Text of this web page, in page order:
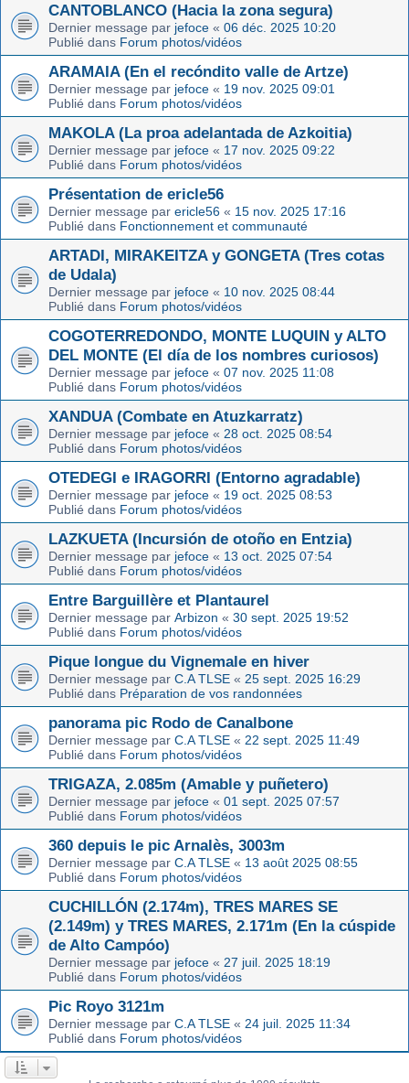
CANTOBLANCO (Hacia la zona segura)
Dernier message par jefoce « 06 déc. 2025 10:20
Publié dans Forum photos/vidéos
ARAMAIA (En el recóndito valle de Artze)
Dernier message par jefoce « 19 nov. 2025 09:01
Publié dans Forum photos/vidéos
MAKOLA (La proa adelantada de Azkoitia)
Dernier message par jefoce « 17 nov. 2025 09:22
Publié dans Forum photos/vidéos
Présentation de ericle56
Dernier message par ericle56 « 15 nov. 2025 17:16
Publié dans Fonctionnement et communauté
ARTADI, MIRAKEITZA y GONGETA (Tres cotas
de Udala)
Dernier message par jefoce « 10 nov. 2025 08:44
Publié dans Forum photos/vidéos
COGOTERREDONDO, MONTE LUQUIN y ALTO
DEL MONTE (El día de los nombres curiosos)
Dernier message par jefoce « 07 nov. 2025 11:08
Publié dans Forum photos/vidéos
XANDUA (Combate en Atuzkarratz)
Dernier message par jefoce « 28 oct. 2025 08:54
Publié dans Forum photos/vidéos
OTEDEGI e IRAGORRI (Entorno agradable)
Dernier message par jefoce « 19 oct. 2025 08:53
Publié dans Forum photos/vidéos
LAZKUETA (Incursión de otoño en Entzia)
Dernier message par jefoce « 13 oct. 2025 07:54
Publié dans Forum photos/vidéos
Entre Barguillère et Plantaurel
Dernier message par Arbizon « 30 sept. 2025 19:52
Publié dans Forum photos/vidéos
Pique longue du Vignemale en hiver
Dernier message par C.A TLSE « 25 sept. 2025 16:29
Publié dans Préparation de vos randonnées
panorama pic Rodo de Canalbone
Dernier message par C.A TLSE « 22 sept. 2025 11:49
Publié dans Forum photos/vidéos
TRIGAZA, 2.085m (Amable y puñetero)
Dernier message par jefoce « 01 sept. 2025 07:57
Publié dans Forum photos/vidéos
360 depuis le pic Arnalès, 3003m
Dernier message par C.A TLSE « 13 août 2025 08:55
Publié dans Forum photos/vidéos
CUCHILLÓN (2.174m), TRES MARES SE
(2.149m) y TRES MARES, 2.171m (En la cúspide
de Alto Campóo)
Dernier message par jefoce « 27 juil. 2025 18:19
Publié dans Forum photos/vidéos
Pic Royo 3121m
Dernier message par C.A TLSE « 24 juil. 2025 11:34
Publié dans Forum photos/vidéos